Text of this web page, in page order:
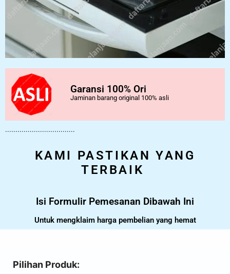
Garansi 100% Ori
Jaminan barang original 100% asli
..................................
KAMI PASTIKAN YANG
TERBAIK
Isi Formulir Pemesanan Dibawah Ini
Untuk mengklaim harga pembelian yang hemat
Pilihan Produk: